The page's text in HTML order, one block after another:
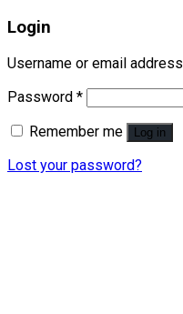
Login
Username or email address
Password *
Remember me
Log in
Lost your password?